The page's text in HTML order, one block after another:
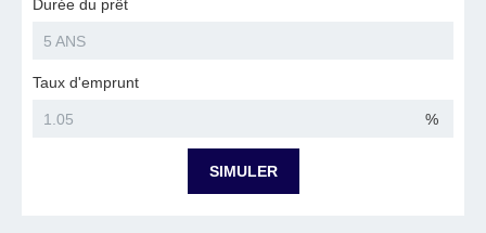
Durée du prêt
Taux d'emprunt
%